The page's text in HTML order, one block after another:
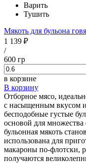
Варить
Тушить
Мякоть для бульона
1 139 ₽
/
600 гр
в корзине
В корзину
Отборное мясо,
с насыщенным вкусом
бесподобные густые
основой для
бульонная мякоть
использована для
макароны по-флотски,
получаются